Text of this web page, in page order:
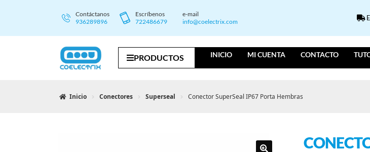
Contáctanos
936289896
Escríbenos
722486679
e-mail
info@coelectrix.com
PRODUCTOS INICIO MI CUENTA CONTACTO
Inicio Conectores Superseal Conector SuperSeal IP67 Porta Hembras